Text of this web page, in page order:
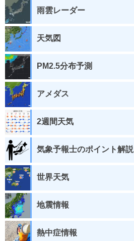
雨雲レーダー
天気図
PM2.5分布予測
アメダス
2週間天気
気象予報士のポイント解説
世界天気
地震情報
熱中症情報